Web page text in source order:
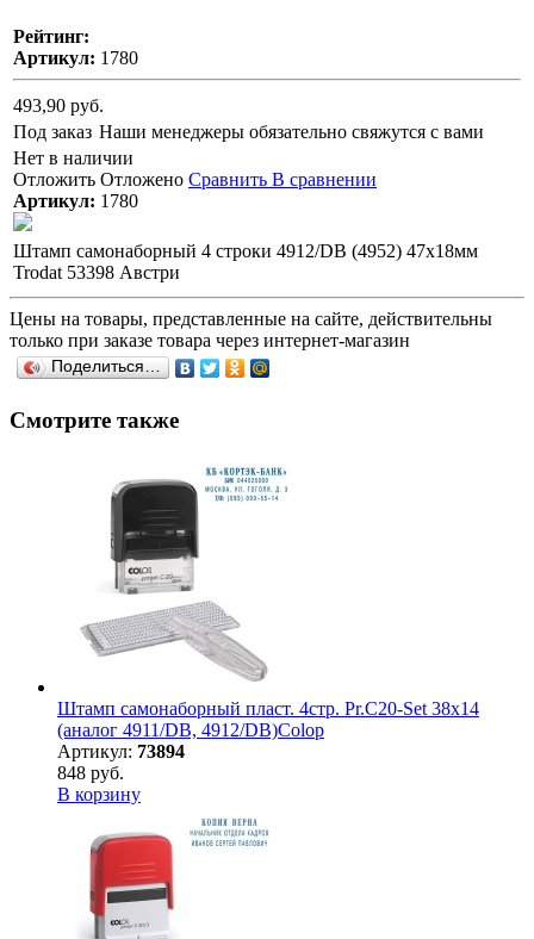
Рейтинг:
Артикул: 1780
493,90 руб.
Под заказ Наши менеджеры обязательно свяжутся с вами
Нет в наличии
Отложить Отложено Сравнить В сравнении
Артикул: 1780
Штамп самонаборный 4 строки 4912/DB (4952) 47х18мм
Trodat 53398 Австри
Цены на товары, представленные на сайте, действительны
только при заказе товара через интернет-магазин
Поделиться…
Смотрите также
Штамп самонаборный пласт. 4стр. Pr.C20-Set 38х14
(аналог 4911/DB, 4912/DB)Colop
Артикул: 73894
848 руб.
В корзину